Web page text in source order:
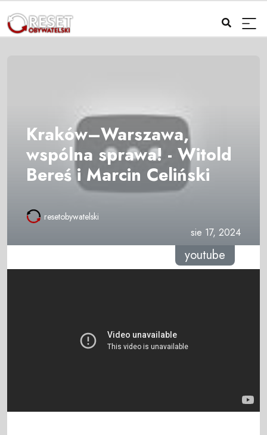
Kraków–Warszawa,
wspólna sprawa! - Witold
Bereś i Marcin Celiński
resetobywatelski
sie 17, 2024
youtube